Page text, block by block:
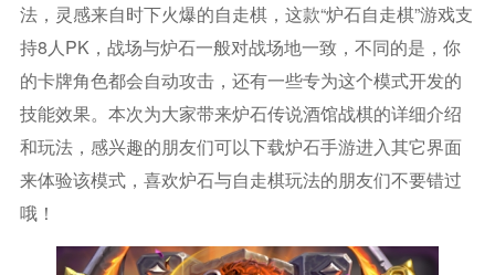
法，灵感来自时下火爆的自走棋，这款“炉石自走棋”游戏支
持8人PK，战场与炉石一般对战场地一致，不同的是，你
的卡牌角色都会自动攻击，还有一些专为这个模式开发的
技能效果。本次为大家带来炉石传说酒馆战棋的详细介绍
和玩法，感兴趣的朋友们可以下载炉石手游进入其它界面
来体验该模式，喜欢炉石与自走棋玩法的朋友们不要错过
哦！